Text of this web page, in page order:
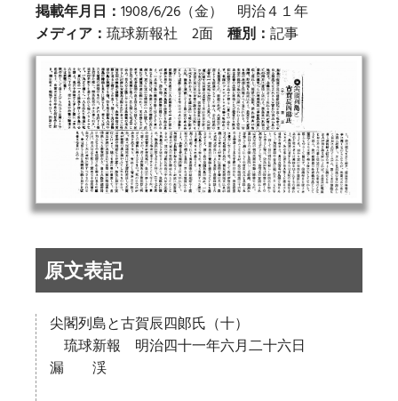
掲載年月日： 1908/6/26（金） 明治４１年
メディア： 琉球新報社 2面 種別： 記事
原文表記
尖閣列島と古賀辰四郞氏（十）
琉球新報 明治四十一年六月二十六日
漏 渓